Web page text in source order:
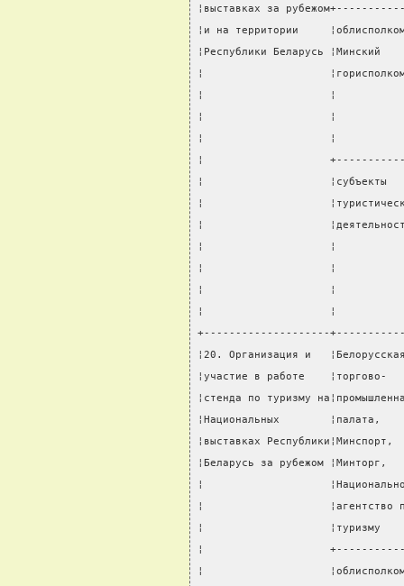
¦выставках за
¦и на территории
¦Республики Беларусь
¦
¦                    ¦
¦                    ¦
¦                    ¦
¦
¦                    ¦субъекты
¦
¦
¦                    ¦
¦                    ¦
¦                    ¦
¦                    ¦
+--------------------
¦20. Организация и
¦участие в работе
¦стенда по туризму
¦Национальных
¦выставках
¦Беларусь за рубежом
¦
¦
¦
¦
¦